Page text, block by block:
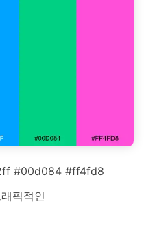
#00d084 #ff4fd8
픽적인